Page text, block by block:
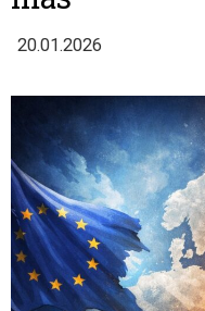
20.01.2026